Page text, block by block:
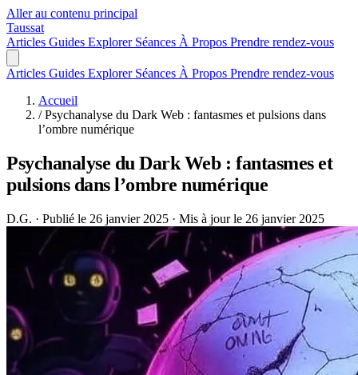
Aller au contenu principal
Taussat
Articles Guides Explorer Séances À Propos Prendre rendez-vous
Articles Guides Explorer Séances À Propos Prendre rendez-vous
Accueil
/ Psychanalyse du Dark Web : fantasmes et pulsions dans
l’ombre numérique
Psychanalyse du Dark Web : fantasmes et
pulsions dans l’ombre numérique
D.G. · Publié le 26 janvier 2025 · Mis à jour le 26 janvier 2025